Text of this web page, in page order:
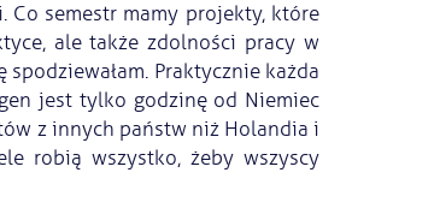
Co semestr mamy projekty, które
ale także zdolności pracy w
Praktycznie każda
jest tylko godzinę od Niemiec
z innych państw niż Holandia i
robią wszystko, żeby wszyscy